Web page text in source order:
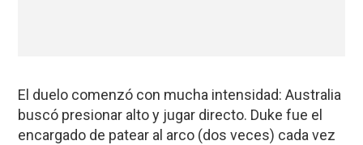
El duelo comenzó con mucha intensidad: Australia
buscó presionar alto y jugar directo. Duke fue el
encargado de patear al arco (dos veces) cada vez